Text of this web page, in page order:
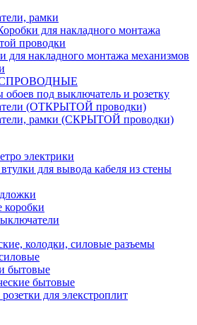
рамки
для накладного монтажа
проводки
для накладного монтажа механизмов
под выключатель и розетку
(ОТКРЫТОЙ проводки)
рамки (СКРЫТОЙ проводки)
электрики
для вывода кабеля из стены
коробки
колодки, силовые разъемы
бытовые
бытовые
для элекстроплит